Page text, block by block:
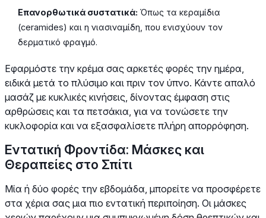
Επανορθωτικά συστατικά: Όπως τα κεραμίδια
(ceramides) και η νιασιναμίδη, που ενισχύουν τον
δερματικό φραγμό.
Εφαρμόστε την κρέμα σας αρκετές φορές την ημέρα,
ειδικά μετά το πλύσιμο και πριν τον ύπνο. Κάντε απαλό
μασάζ με κυκλικές κινήσεις, δίνοντας έμφαση στις
αρθρώσεις και τα πετσάκια, για να τονώσετε την
κυκλοφορία και να εξασφαλίσετε πλήρη απορρόφηση.
Εντατική Φροντίδα: Μάσκες και
Θεραπείες στο Σπίτι
Μία ή δύο φορές την εβδομάδα, μπορείτε να προσφέρετε
στα χέρια σας μια πιο εντατική περιποίηση. Οι μάσκες